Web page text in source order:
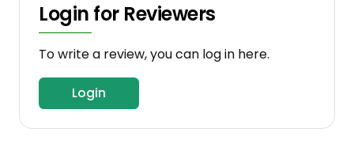
Login for Reviewers
To write a review, you can log in here.
Login